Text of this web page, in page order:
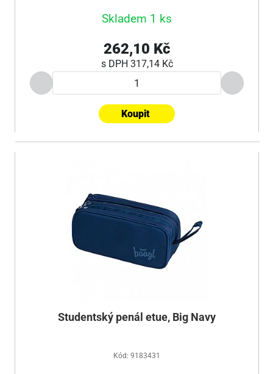
Skladem 1 ks
262,10 Kč
s DPH 317,14 Kč
Koupit
Studentský penál etue, Big Navy
Kód: 9183431